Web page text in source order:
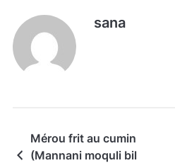
sana
Mérou frit au cumin
(Mannani moquli bil